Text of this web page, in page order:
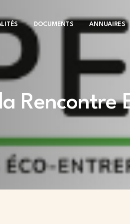
DOCUMENTS ANNUAIRES
Rencontre